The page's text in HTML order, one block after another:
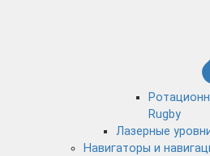
Rugby
Лазерные
Навигаторы и